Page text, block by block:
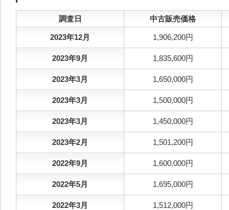
調査日 中古販売価格
2023年12月 1,906,200円
2023年9月 1,835,600円
2023年3月 1,650,000円
2023年3月 1,500,000円
2023年3月 1,450,000円
2023年2月 1,501,200円
2022年9月 1,600,000円
2022年5月 1,695,000円
2022年3月 1,512,000円